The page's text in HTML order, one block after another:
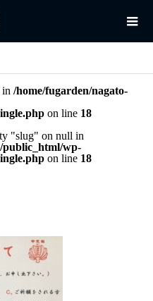
in /home/fugarden/nagato-
on line 18
"slug" on null in
public_html/wp-
on line 18